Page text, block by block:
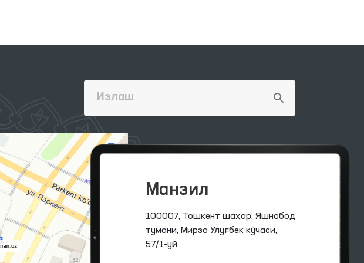
Манзил
100007, Тошкент шаҳар, Яшнобод
тумани, Мирзо Улуғбек кўчаси,
57/1-уй